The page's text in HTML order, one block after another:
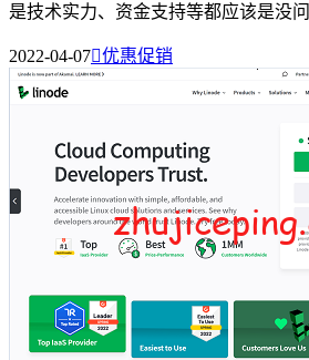
是技术实力、资金支持等都应该是没
2022-04-07优惠促销